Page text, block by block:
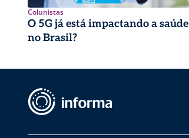
Colunistas
O 5G já está impactando a saúde
no Brasil?